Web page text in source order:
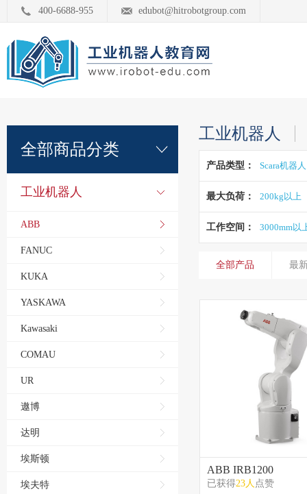
400-6688-955 edubot@hitrobotgroup.com
全部商品分类
工业机器人
ABB
FANUC
KUKA
YASKAWA
Kawasaki
COMAU
UR
遨博
达明
埃斯顿
埃夫特
工业机器人
产品类型： Scara机器人
最大负荷： 200kg以上
工作空间： 3000mm以
全部产品 最
ABB IRB1200
已获得23人 点赞